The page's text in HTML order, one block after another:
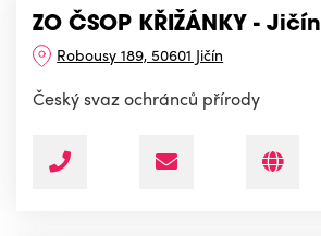
ZO ČSOP KŘIŽÁNKY - Jičín
Robousy 189, 50601 Jičín
Český svaz ochránců přírody